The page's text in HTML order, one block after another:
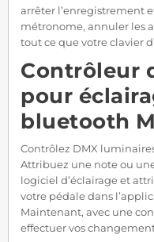
arrêter l’enregistrement
métronome, annuler les
tout ce que votre clavier
Contrôleur
pour
bluetooth
Contrôlez DMX
Attribuez une note ou
logiciel d’éclairage et
votre pédale dans
Maintenant, avec une
effectuer vos